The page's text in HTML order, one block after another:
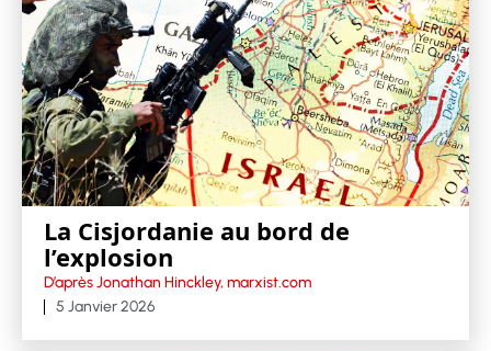
La Cisjordanie au bord de
l’explosion
D’après Jonathan Hinckley, marxist.com
5 Janvier 2026